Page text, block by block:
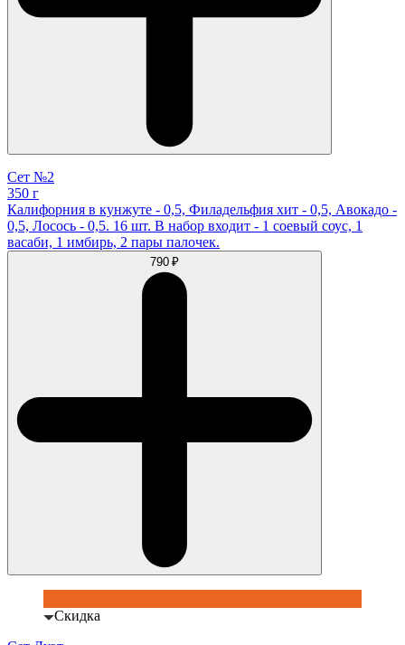
Сет №2
350 г
Калифорния в кунжуте - 0,5, Филадельфия хит - 0,5, Авокадо -
0,5, Лосось - 0,5. 16 шт. В набор входит - 1 соевый соус, 1
васаби, 1 имбирь, 2 пары палочек.
790 ₽
Скидка